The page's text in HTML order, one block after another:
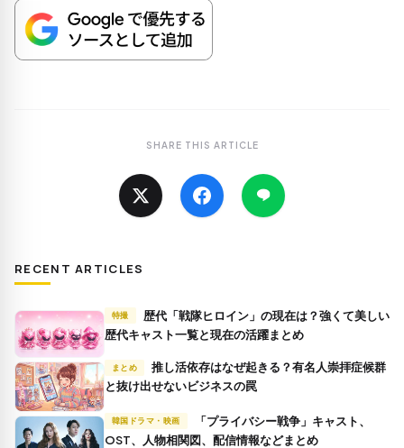
SHARE THIS ARTICLE
RECENT ARTICLES
特撮
歴代キャスト一覧と現在の活躍まとめ
まとめ
推し活依存はなぜ起きる？有名人崇拝症候群
と抜け出せないビジネスの罠
韓国ドラマ・映画
OST、人物相関図、配信情報などまとめ